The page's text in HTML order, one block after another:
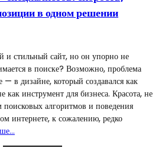
в одном решении
стильный сайт, но он упорно не
в поиске? Возможно, проблема
в дизайне, который создавался как
как инструмент для бизнеса. Красота, не
алгоритмов и поведения
интернете, к сожалению, редко